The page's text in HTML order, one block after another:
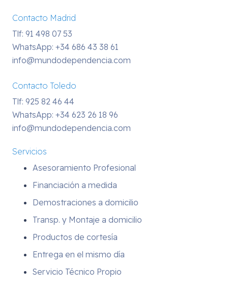
Contacto Madrid
Tlf: 91 498 07 53
WhatsApp: +34 686 43 38 61
info@mundodependencia.com
Contacto Toledo
Tlf: 925 82 46 44
WhatsApp: +34 623 26 18 96
info@mundodependencia.com
Servicios
Asesoramiento Profesional
Financiación a medida
Demostraciones a domicilio
Transp. y Montaje a domicilio
Productos de cortesía
Entrega en el mismo día
Servicio Técnico Propio